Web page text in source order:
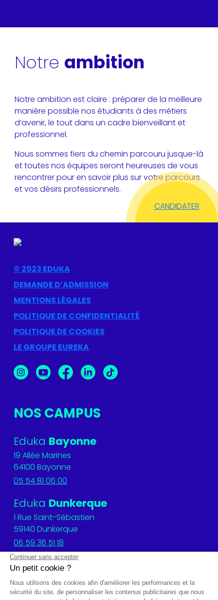
Notre ambition
Notre ambition est claire : préparer de la meilleure
manière possible nos étudiants à des métiers
d’avenir, le tout dans un cadre bienveillant et
professionnel.
Nous sommes fiers du chemin parcouru jusque-là
et toutes nos équipes seront heureuses de vous
rencontrer pour en savoir plus sur votre parcours
et vos désirs professionnels.
CANDIDATER
© 2023 EDUKA
DEMANDE D’ADMISSION
MENTIONS LÉGALES
POLITIQUE DE CONFIDENTIALITÉ
POLITIQUE DE COOKIES
LE GROUPE EUREKA
NOS CAMPUS
Eduka Bayonne
19 Allée Marines
64100 Bayonne
05 54 81 06 00
Eduka Dunkerque
1 Rue Saint-Sébastien
59140 Dunkerque
06 59 36 51 18
EdukaAmiens
41, rue Jules Barni
80000 Amiens